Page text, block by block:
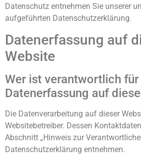
Datenschutz entnehmen Sie unserer
aufgeführten Datenschutzerklärung.
Datenerfassung auf
Website
Wer ist verantwortlich für
Datenerfassung auf
Die Datenverarbeitung auf dieser
Websitebetreiber. Dessen
Abschnitt „Hinweis zur
Datenschutzerklärung entnehmen.